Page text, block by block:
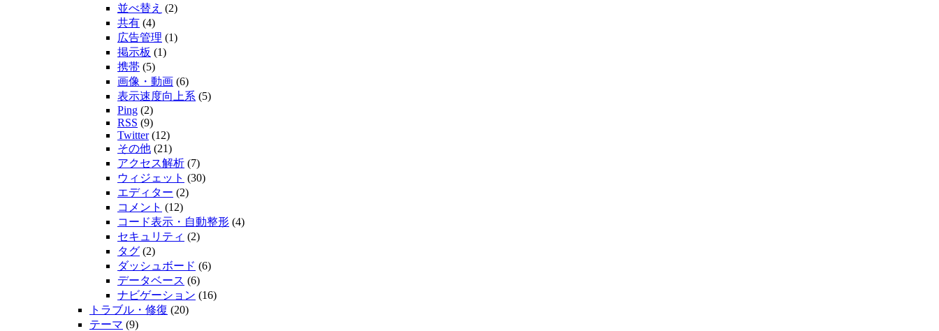
並べ替え (2)
共有 (4)
広告管理 (1)
掲示板 (1)
携帯 (5)
画像・動画 (6)
表示速度向上系 (5)
Ping (2)
RSS (9)
Twitter(12)
その他 (21)
アクセス解析 (7)
ウィジェット (30)
エディター (2)
コメント (12)
コード表示・自動整形 (4)
セキュリティ (2)
タグ (2)
ダッシュボード (6)
データベース (6)
ナビゲーション (16)
トラブル・修復 (20)
テーマ (9)